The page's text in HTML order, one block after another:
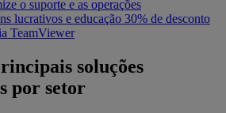
o suporte e as operações
lucrativos e educação 30% de desconto
TeamViewer
soluções
por setor